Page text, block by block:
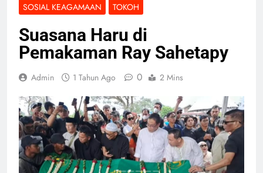
SOSIAL KEAGAMAAN
TOKOH
Suasana Haru di
Pemakaman Ray Sahetapy
Admin 1 Tahun Ago 0 2 Mins